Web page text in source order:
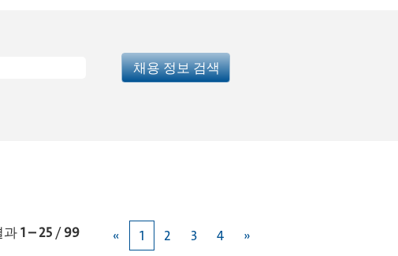
과1 – 25 /99 « 1 2 3 4 »